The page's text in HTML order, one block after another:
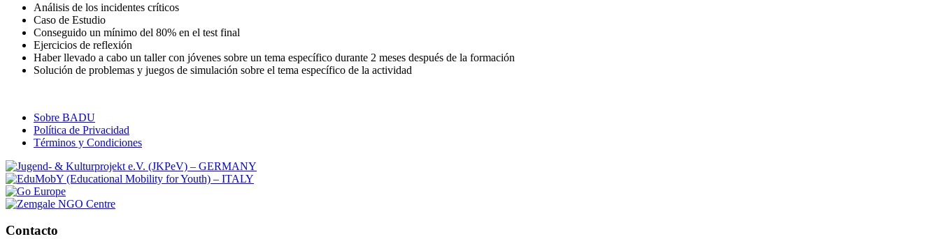
Análisis de los incidentes críticos
Caso de Estudio
Conseguido un mínimo del 80% en el test final
Ejercicios de reflexión
Haber llevado a cabo un taller con jóvenes sobre un tema específico durante 2 meses después de la formación
Solución de problemas y juegos de simulación sobre el tema específico de la actividad
Sobre BADU
Política de Privacidad
Términos y Condiciones
Contacto